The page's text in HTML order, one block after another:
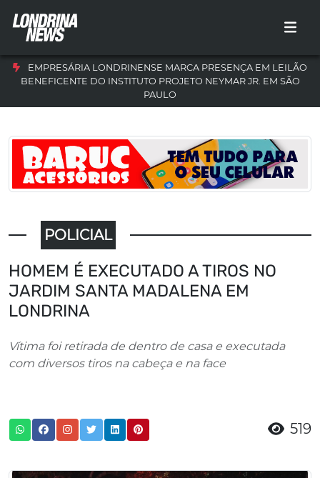
EMPRESÁRIA LONDRINENSE MARCA PRESENÇA EM LEILÃO
BENEFICENTE DO INSTITUTO PROJETO NEYMAR JR. EM SÃO
PAULO
POLICIAL
HOMEM É EXECUTADO A TIROS NO
JARDIM SANTA MADALENA EM
LONDRINA
Vítima foi retirada de dentro de casa e executada
com diversos tiros na cabeça e na face
519